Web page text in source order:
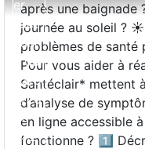
après une baignade
journée au soleil ?
problèmes de santé
Pour vous aider à
Santéclair* mettent
d’analyse de
en ligne accessible
fonctionne ? 1️⃣